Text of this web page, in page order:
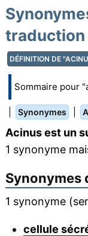
traduction
DÉFINITION DE
Sommaire pour
Synonymes
Acinus est un
1 synonyme
Synonymes
1 synonyme
cellule